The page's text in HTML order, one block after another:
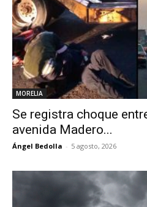
MORELIA
Se registra choque
avenida Madero...
Ángel Bedolla - 5 agosto, 2026